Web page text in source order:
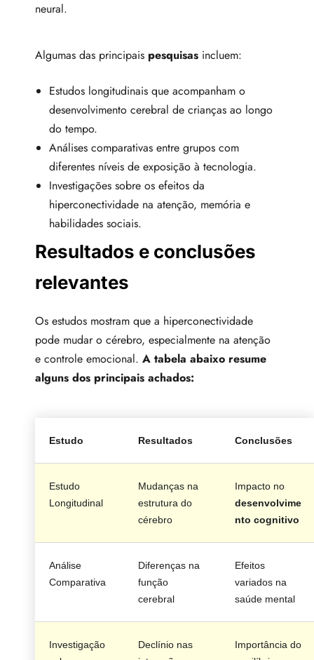
neural.
Algumas das principais pesquisas incluem:
Estudos longitudinais que acompanham o
desenvolvimento cerebral de crianças ao longo
do tempo.
Análises comparativas entre grupos com
diferentes níveis de exposição à tecnologia.
Investigações sobre os efeitos da
hiperconectividade na atenção, memória e
habilidades sociais.
Resultados e conclusões
relevantes
Os estudos mostram que a hiperconectividade
pode mudar o cérebro, especialmente na atenção
e controle emocional. A tabela abaixo resume
alguns dos principais achados:
Estudo Resultados Conclusões
Estudo
Longitudinal
Mudanças na
estrutura do
cérebro
Impacto no
desenvolvime
nto cognitivo
Análise
Comparativa
Diferenças na
função
cerebral
Efeitos
variados na
saúde mental
Investigação
Declínio nas
Importância do